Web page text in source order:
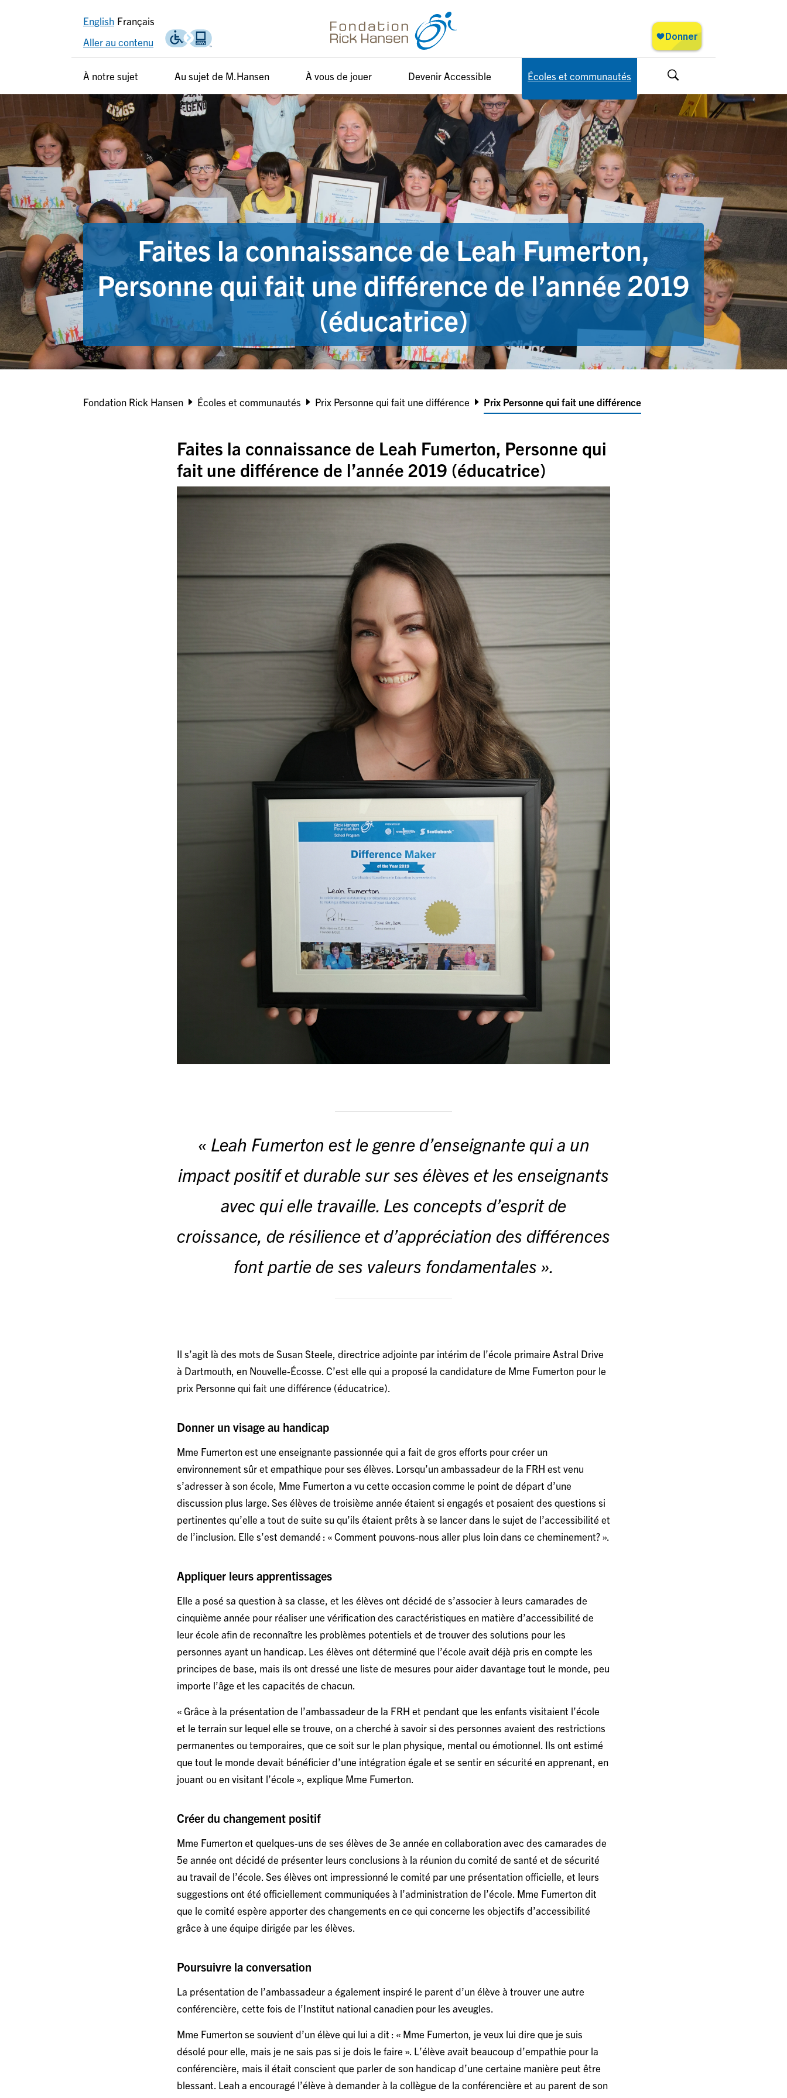
Aller au contenu
English Français
Header
secondary
Header
french
À notre sujet Au sujet de M.Hansen À vous de jouer Devenir Accessible Écoles et communautés Rechercher
Faites la connaissance de Leah Fumerton,
Personne qui fait une différence de l’année 2019
(éducatrice)
Breadcrumb
Fondation Rick Hansen Écoles et communautés Prix Personne qui fait une différence Prix Personne qui fait une différence
Faites la connaissance de Leah Fumerton, Personne qui
fait une différence de l’année 2019 (éducatrice)
« Leah Fumerton est le genre d’enseignante qui a un
impact positif et durable sur ses élèves et les enseignants
avec qui elle travaille. Les concepts d’esprit de
croissance, de résilience et d’appréciation des différences
font partie de ses valeurs fondamentales ».
Il s’agit là des mots de Susan Steele, directrice adjointe par intérim de l’école primaire Astral Drive
à Dartmouth, en Nouvelle-Écosse. C’est elle qui a proposé la candidature de Mme Fumerton pour le
prix Personne qui fait une différence (éducatrice).
Donner un visage au handicap
Mme Fumerton est une enseignante passionnée qui a fait de gros efforts pour créer un
environnement sûr et empathique pour ses élèves. Lorsqu’un ambassadeur de la FRH est venu
s’adresser à son école, Mme Fumerton a vu cette occasion comme le point de départ d’une
discussion plus large. Ses élèves de troisième année étaient si engagés et posaient des questions si
pertinentes qu’elle a tout de suite su qu’ils étaient prêts à se lancer dans le sujet de l’accessibilité et
de l’inclusion. Elle s’est demandé : « Comment pouvons-nous aller plus loin dans ce cheminement? ».
Appliquer leurs apprentissages
Elle a posé sa question à sa classe, et les élèves ont décidé de s’associer à leurs camarades de
cinquième année pour réaliser une vérification des caractéristiques en matière d’accessibilité de
leur école afin de reconnaître les problèmes potentiels et de trouver des solutions pour les
personnes ayant un handicap. Les élèves ont déterminé que l’école avait déjà pris en compte les
principes de base, mais ils ont dressé une liste de mesures pour aider davantage tout le monde, peu
importe l’âge et les capacités de chacun.
« Grâce à la présentation de l’ambassadeur de la FRH et pendant que les enfants visitaient l’école
et le terrain sur lequel elle se trouve, on a cherché à savoir si des personnes avaient des restrictions
permanentes ou temporaires, que ce soit sur le plan physique, mental ou émotionnel. Ils ont estimé
que tout le monde devait bénéficier d’une intégration égale et se sentir en sécurité en apprenant, en
jouant ou en visitant l’école », explique Mme Fumerton.
Créer du changement positif
Mme Fumerton et quelques-uns de ses élèves de 3e année en collaboration avec des camarades de
5e année ont décidé de présenter leurs conclusions à la réunion du comité de santé et de sécurité
au travail de l’école. Ses élèves ont impressionné le comité par une présentation officielle, et leurs
suggestions ont été officiellement communiquées à l’administration de l’école. Mme Fumerton dit
que le comité espère apporter des changements en ce qui concerne les objectifs d’accessibilité
grâce à une équipe dirigée par les élèves.
Poursuivre la conversation
La présentation de l’ambassadeur a également inspiré le parent d’un élève à trouver une autre
conférencière, cette fois de l’Institut national canadien pour les aveugles.
Mme Fumerton se souvient d’un élève qui lui a dit : « Mme Fumerton, je veux lui dire que je suis
désolé pour elle, mais je ne sais pas si je dois le faire ». L’élève avait beaucoup d’empathie pour la
conférencière, mais il était conscient que parler de son handicap d’une certaine manière peut être
blessant. Leah a encouragé l’élève à demander à la collègue de la conférencière et au parent de son